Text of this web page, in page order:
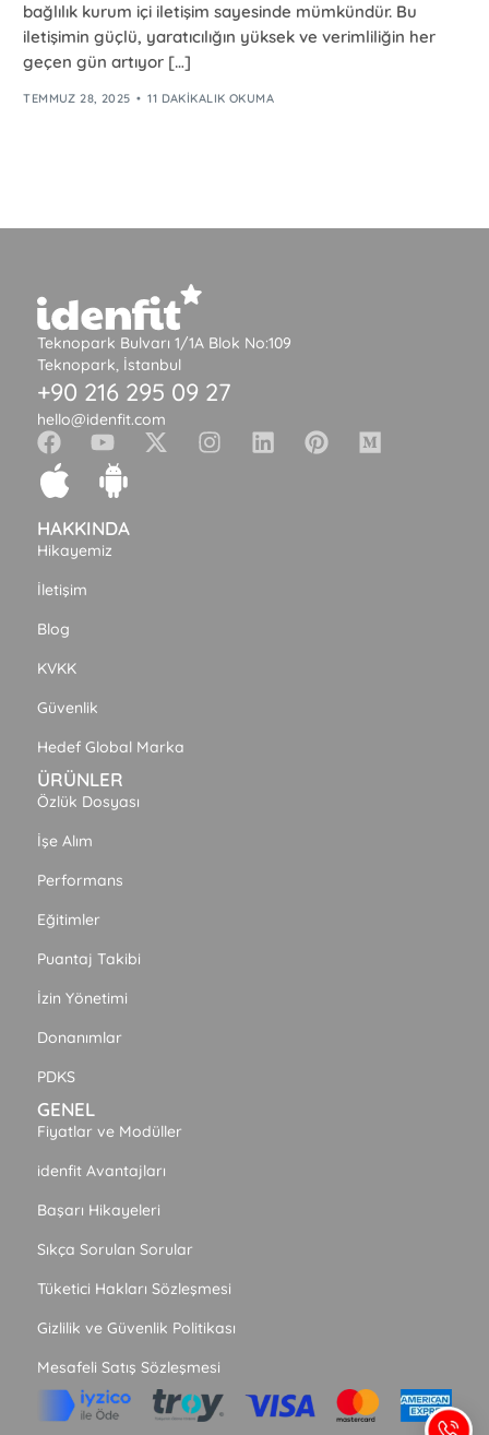
bağlılık kurum içi iletişim sayesinde mümkündür. Bu
iletişimin güçlü, yaratıcılığın yüksek ve verimliliğin her
geçen gün artıyor […]
TEMMUZ 28, 2025 11 DAKIKALIK OKUMA
Teknopark Bulvarı 1/1A Blok No:109
Teknopark, İstanbul
+90 216 295 09 27
hello@idenfit.com
HAKKINDA
Hikayemiz
İletişim
Blog
KVKK
Güvenlik
Hedef Global Marka
ÜRÜNLER
Özlük Dosyası
İşe Alım
Performans
Eğitimler
Puantaj Takibi
İzin Yönetimi
Donanımlar
PDKS
GENEL
Fiyatlar ve Modüller
idenfit Avantajları
Başarı Hikayeleri
Sıkça Sorulan Sorular
Tüketici Hakları Sözleşmesi
Gizlilik ve Güvenlik Politikası
Mesafeli Satış Sözleşmesi